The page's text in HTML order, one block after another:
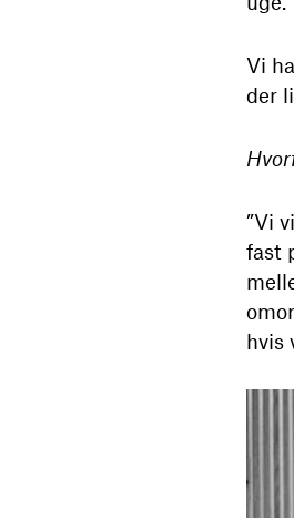
Vi
der
”Vi
fast
hvis